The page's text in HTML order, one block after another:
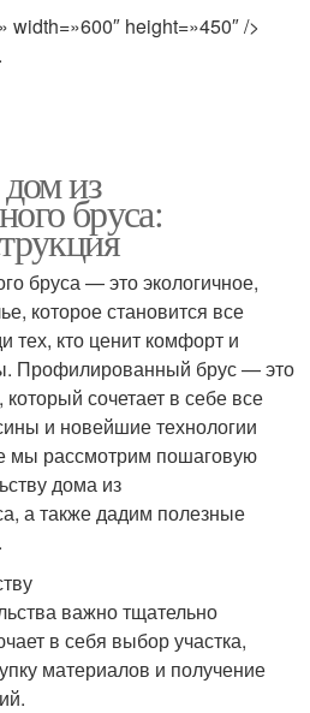
height=»450″ />
из
бруса:
бруса — это экологичное,
которое становится все
тех, кто ценит комфорт и
Профилированный брус — это
сочетает в себе все
и новейшие технологии
мы рассмотрим пошаговую
дома из
а также дадим полезные
важно тщательно
в себя выбор участка,
материалов и получение